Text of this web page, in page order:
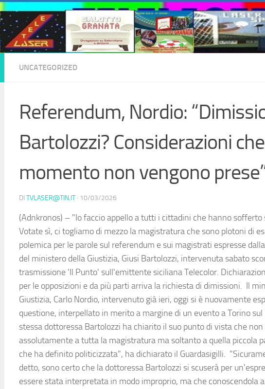
UNCATEGORIZED
Referendum, Nordio:
Bartolozzi? Considerazioni
momento non vengono
DI TVLASER@TIN.IT · 10/03/2026
(Adnkronos) – "Io faccio appello a tutti i cittadini che hanno sofferto
Votate sì, ci togliamo di mezzo la magistratura che sono plotoni di
polemica per le parole sul referendum e sui magistrati espresse
del ministero della Giustizia, Giusi Bartolozzi, intervenuta sabato
trasmissione 'Il Punto' sull'emittente siciliana Telecolor.
per le opposizioni e da più parti arriva la richiesta di dimissioni. Il
Giustizia, Carlo Nordio, intervenuto già ieri, oggi si è nuovamente
questione, interpellato in merito a margine di un evento a Torino
stessa dottoressa Bartolozzi ha chiarito il suo punto di vista che
assolutamente a tutta la magistratura ma soltanto a quella piccola
che ha definito politicizzata", ha dichiarato il Guardasigilli.
detto, sono certo che la dottoressa Bartolozzi si scuserà per
essere stata interpretata in modo improprio, ma che conoscendola